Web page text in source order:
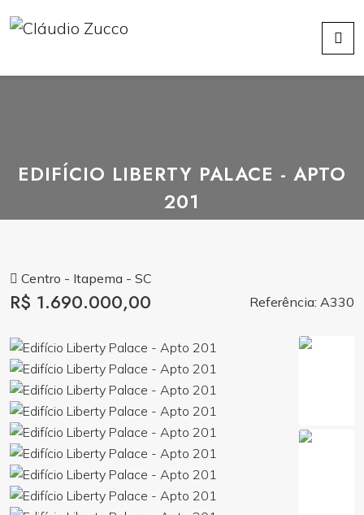
EDIFÍCIO LIBERTY PALACE - APTO
201
Centro - Itapema - SC
R$ 1.690.000,00 Referência: A330